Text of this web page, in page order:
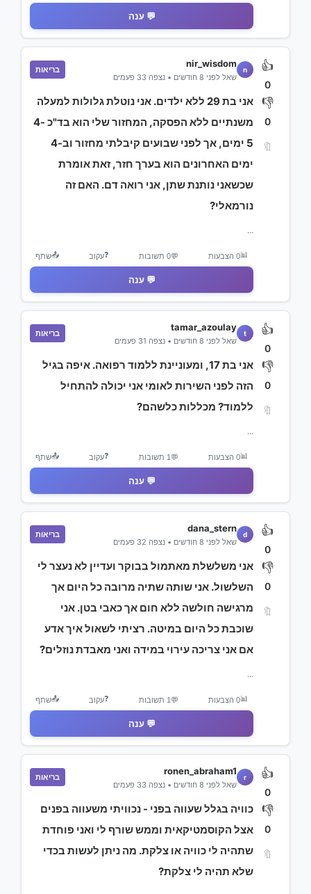
💬 ענה
👍
0
👎
0
🔖
n
nir_wisdom
שאל לפני 8 חודשים • נצפה 33 פעמים
בריאות
אני בת 29 ללא ילדים. אני נוטלת גלולות למעלה
משנתיים ללא הפסקה, המחזור שלי הוא בד"כ 4-
5 ימים, אך לפני שבועים קיבלתי מחזור וב-4
ימים האחרונים הוא בערך חזר, זאת אומרת
שכשאני נותנת שתן, אני רואה דם. האם זה
נורמאלי?
...
📊0 הצבעות 💬0 תשובות ❓עקוב 📤שתף
💬 ענה
👍
0
👎
0
🔖
t
tamar_azoulay
שאל לפני 8 חודשים • נצפה 31 פעמים
בריאות
אני בת 17, ומעוניינת ללמוד רפואה. איפה בגיל
הזה לפני השירות לאומי אני יכולה להתחיל
ללמוד? מכללות כלשהם?
...
📊0 הצבעות 💬 1 תשובות ❓עקוב 📤שתף
💬 ענה
👍
0
👎
0
🔖
d
dana_stern
שאל לפני 8 חודשים • נצפה 32 פעמים
בריאות
אני משלשלת מאתמול בבוקר ועדיין לא נעצר לי
השלשול. אני שותה שתיה מרובה כל היום אך
מרגישה חולשה ללא חום אך כאבי בטן. אני
שוכבת כל היום במיטה. רציתי לשאול איך אדע
אם אני צריכה עירוי במידה ואני מאבדת נוזלים?
...
📊0 הצבעות 💬 1 תשובות ❓עקוב 📤שתף
💬 ענה
👍
0
👎
0
🔖
r
ronen_abraham1
שאל לפני 8 חודשים • נצפה 33 פעמים
בריאות
כוויה בגלל שעווה בפני - נכוויתי משעווה בפנים
אצל הקוסמטיקאית וממש שורף לי ואני פוחדת
שתהיה לי כוויה או צלקת. מה ניתן לעשות בכדי
שלא תהיה לי צלקת?